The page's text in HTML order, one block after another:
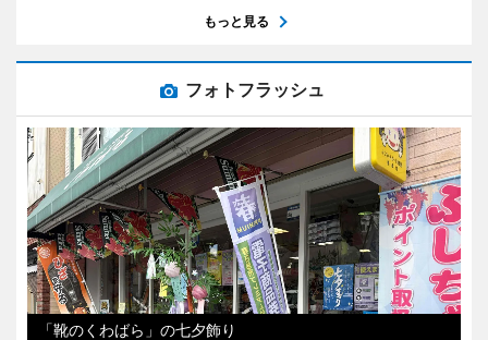
もっと見る
フォトフラッシュ
「靴のくわばら」の七夕飾り